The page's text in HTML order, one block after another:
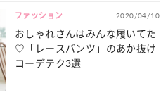
ファッション 2020/04/10
おしゃれさんはみんな履いてた
♡「レースパンツ」のあか抜け
コーデテク3選